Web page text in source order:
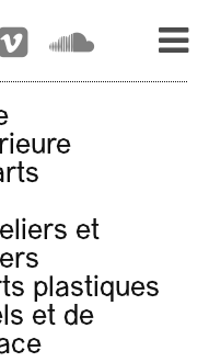
et
plastiques
et de